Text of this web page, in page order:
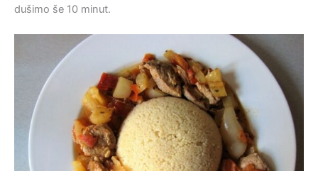
dušimo še 10 minut.